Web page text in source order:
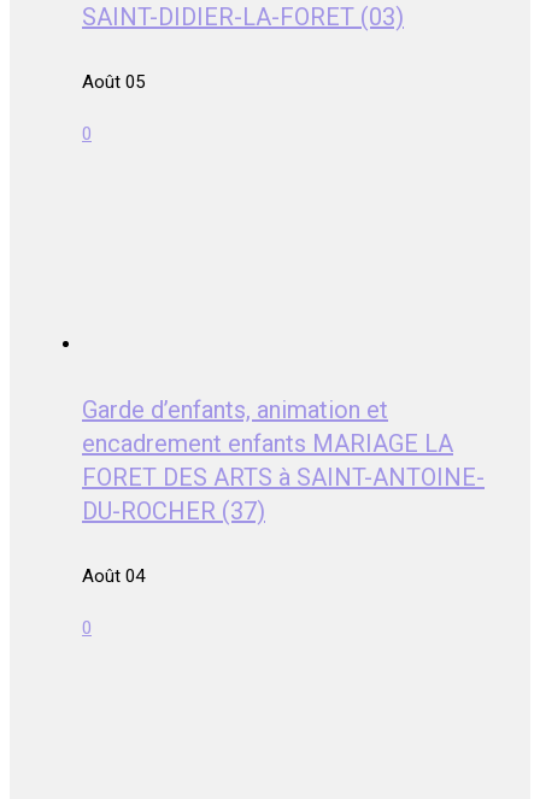
SAINT-DIDIER-LA-FORET (03)
Août 05
0
Garde d’enfants, animation et
encadrement enfants MARIAGE LA
FORET DES ARTS à SAINT-ANTOINE-
DU-ROCHER (37)
Août 04
0